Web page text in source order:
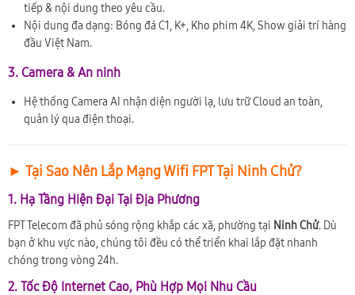
tiếp & nội dung theo yêu cầu.
Nội dung đa dạng: Bóng đá C1, K+, Kho phim 4K, Show giải trí hàng
đầu Việt Nam.
3. Camera & An ninh
Hệ thống Camera AI nhận diện người lạ, lưu trữ Cloud an toàn,
quản lý qua điện thoại.
► Tại Sao Nên Lắp Mạng Wifi FPT Tại Ninh Chử?
1. Hạ Tầng Hiện Đại Tại Địa Phương
FPT Telecom đã phủ sóng rộng khắp các xã, phường tại Ninh Chử. Dù
bạn ở khu vực nào, chúng tôi đều có thể triển khai lắp đặt nhanh
chóng trong vòng 24h.
2. Tốc Độ Internet Cao, Phù Hợp Mọi Nhu Cầu